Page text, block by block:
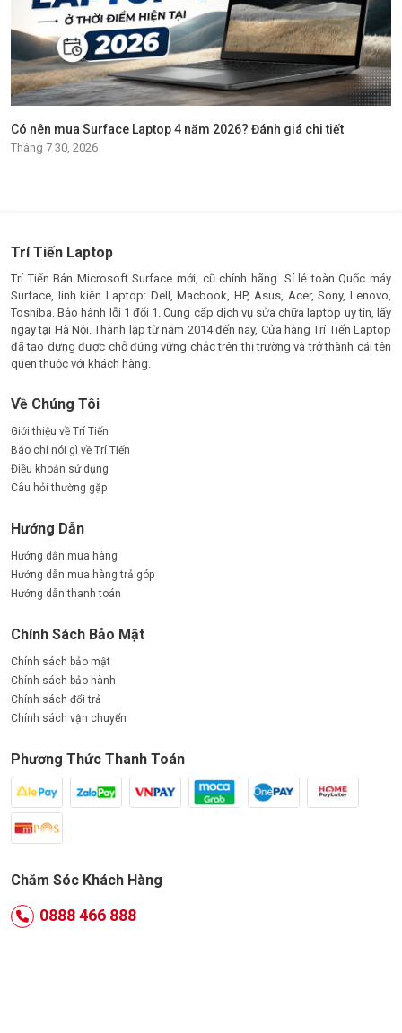
Có nên mua Surface Laptop 4 năm 2026? Đánh giá chi tiết
Tháng 7 30, 2026
Trí Tiến Laptop
Trí Tiến Bán Microsoft Surface mới, cũ chính hãng. Sỉ lẻ toàn Quốc máy
Surface, linh kiện Laptop: Dell, Macbook, HP, Asus, Acer, Sony, Lenovo,
Toshiba. Bảo hành lỗi 1 đổi 1. Cung cấp dịch vụ sửa chữa laptop uy tín, lấy
ngay tại Hà Nội. Thành lập từ năm 2014 đến nay, Cửa hàng Trí Tiến Laptop
đã tạo dựng được chỗ đứng vững chắc trên thị trường và trở thành cái tên
quen thuộc với khách hàng.
Về Chúng Tôi
Giới thiệu về Trí Tiến
Báo chí nói gì về Trí Tiến
Điều khoản sử dụng
Câu hỏi thường gặp
Hướng Dẫn
Hướng dẫn mua hàng
Hướng dẫn mua hàng trả góp
Hướng dẫn thanh toán
Chính Sách Bảo Mật
Chính sách bảo mật
Chính sách bảo hành
Chính sách đổi trả
Chính sách vận chuyển
Phương Thức Thanh Toán
Chăm Sóc Khách Hàng
0888 466 888